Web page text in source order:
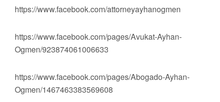
https://www.facebook.com/attorneyayhanogmen
https://www.facebook.com/pages/Avukat-Ayhan-
Ogmen/923874061006633
https://www.facebook.com/pages/Abogado-Ayhan-
Ogmen/1467463383569608